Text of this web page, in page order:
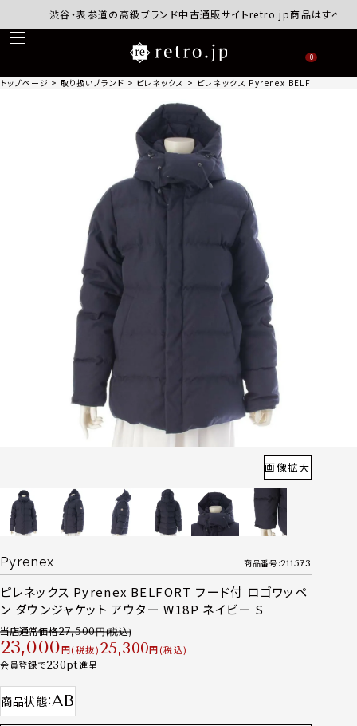
渋谷・表参道の高級ブランド中古通販サイトretro.jp商品はすべて正規
0
トップページ 取り扱いブランド ピレネックス ピレネックス Pyrenex BELFORT フー
画像拡大
Pyrenex 商品番号 211573
ピレネックス Pyrenex BELFORT フード付 ロゴワッペ
ン ダウンジャケット アウター W18P ネイビー S
当店通常価格27,500
23,000 税抜 25,300
税込
会員登録で230 進呈
商品状態 AB